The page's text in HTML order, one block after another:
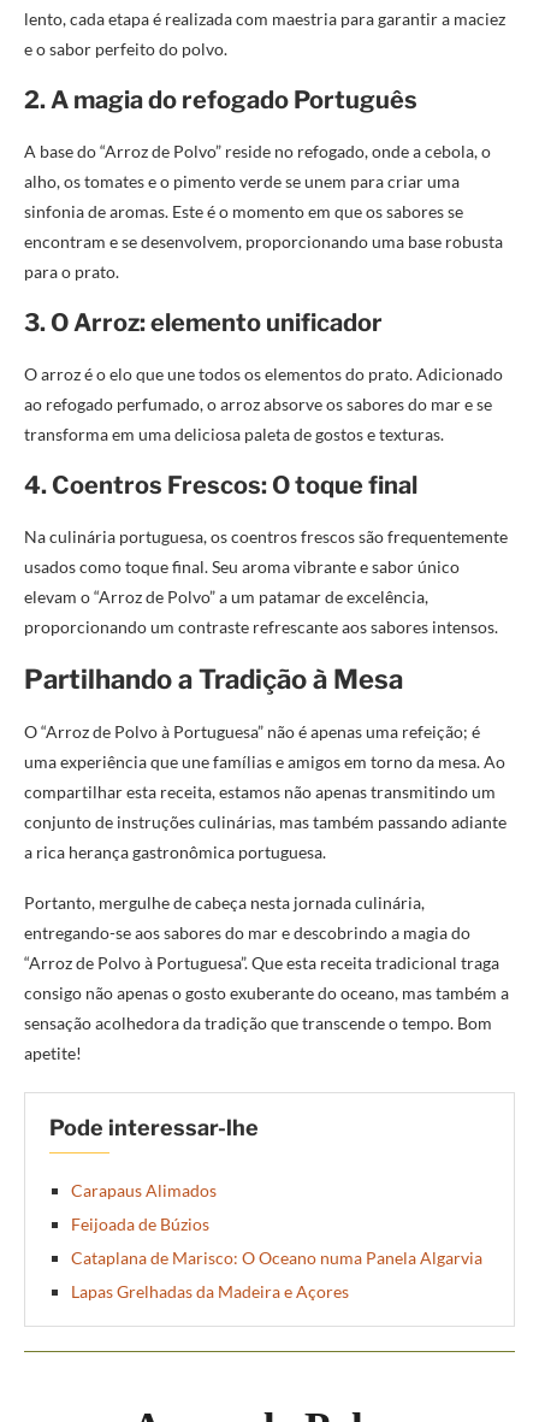
lento, cada etapa é realizada com maestria para garantir a maciez
e o sabor perfeito do polvo.
2. A magia do refogado Português
A base do “Arroz de Polvo” reside no refogado, onde a cebola, o
alho, os tomates e o pimento verde se unem para criar uma
sinfonia de aromas. Este é o momento em que os sabores se
encontram e se desenvolvem, proporcionando uma base robusta
para o prato.
3. O Arroz: elemento unificador
O arroz é o elo que une todos os elementos do prato. Adicionado
ao refogado perfumado, o arroz absorve os sabores do mar e se
transforma em uma deliciosa paleta de gostos e texturas.
4. Coentros Frescos: O toque final
Na culinária portuguesa, os coentros frescos são frequentemente
usados como toque final. Seu aroma vibrante e sabor único
elevam o “Arroz de Polvo” a um patamar de excelência,
proporcionando um contraste refrescante aos sabores intensos.
Partilhando a Tradição à Mesa
O “Arroz de Polvo à Portuguesa” não é apenas uma refeição; é
uma experiência que une famílias e amigos em torno da mesa. Ao
compartilhar esta receita, estamos não apenas transmitindo um
conjunto de instruções culinárias, mas também passando adiante
a rica herança gastronômica portuguesa.
Portanto, mergulhe de cabeça nesta jornada culinária,
entregando-se aos sabores do mar e descobrindo a magia do
“Arroz de Polvo à Portuguesa”. Que esta receita tradicional traga
consigo não apenas o gosto exuberante do oceano, mas também a
sensação acolhedora da tradição que transcende o tempo. Bom
apetite!
Pode interessar-lhe
Carapaus Alimados
Feijoada de Búzios
Cataplana de Marisco: O Oceano numa Panela Algarvia
Lapas Grelhadas da Madeira e Açores